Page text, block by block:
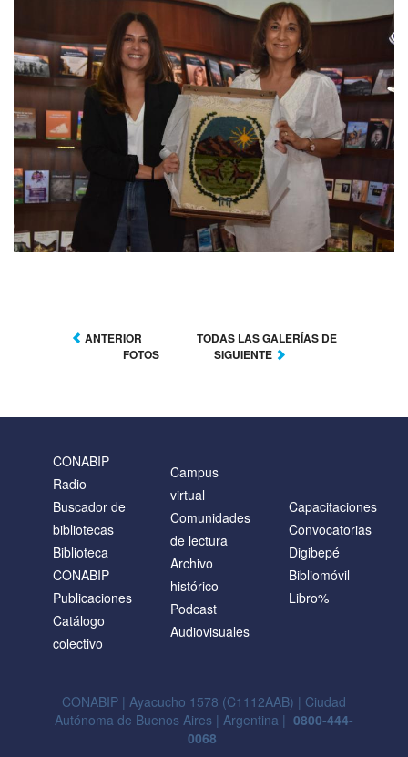
ANTERIOR
TODAS LAS GALERÍAS DE
FOTOS
SIGUIENTE
CONABIP
Radio
Buscador de
bibliotecas
Biblioteca
CONABIP
Publicaciones
Catálogo
colectivo
Campus
virtual
Comunidades
de lectura
Archivo
histórico
Podcast
Audiovisuales
Capacitaciones
Convocatorias
Digibepé
Bibliomóvil
Libro%
CONABIP | Ayacucho 1578 (C1112AAB) | Ciudad
Autónoma de Buenos Aires | Argentina | 0800-444-
0068